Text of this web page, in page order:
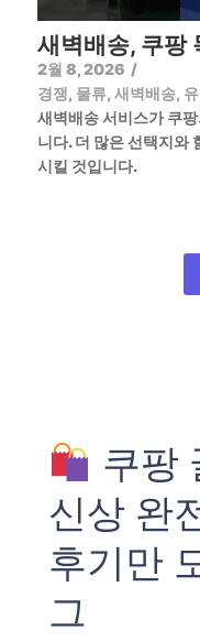
새벽배송, 쿠팡
2월 8, 2026 /
경쟁, 물류, 새벽배송,
새벽배송 서비스가 쿠
니다. 더 많은 선택지와
시킬 것입니다.
쿠팡
신상 완
후기만
그